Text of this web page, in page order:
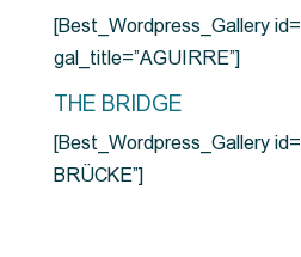
[Best_Wordpress_Gallery
gal_title=”AGUIRRE”]
THE BRIDGE
[Best_Wordpress_Gallery
BRÜCKE”]